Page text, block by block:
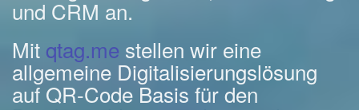
und CRM an.
Mit qtag.me stellen wir eine
allgemeine Digitalisierungslösung
auf QR-Code Basis für den